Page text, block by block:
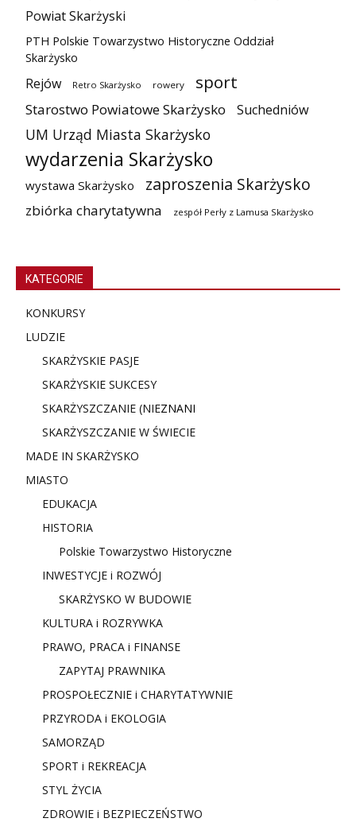
Powiat Skarżyski
PTH Polskie Towarzystwo Historyczne Oddział
Skarżysko
Rejów Retro Skarżysko rowery sport
Starostwo Powiatowe Skarżysko Suchedniów
UM Urząd Miasta Skarżysko
wydarzenia Skarżysko
wystawa Skarżysko zaproszenia Skarżysko
zbiórka charytatywna zespół Perły z Lamusa Skarżysko
KATEGORIE
KONKURSY
LUDZIE
SKARŻYSKIE PASJE
SKARŻYSKIE SUKCESY
SKARŻYSZCZANIE (NIEZNANI
SKARŻYSZCZANIE W ŚWIECIE
MADE IN SKARŻYSKO
MIASTO
EDUKACJA
HISTORIA
Polskie Towarzystwo Historyczne
INWESTYCJE i ROZWÓJ
SKARŻYSKO W BUDOWIE
KULTURA i ROZRYWKA
PRAWO, PRACA i FINANSE
ZAPYTAJ PRAWNIKA
PROSPOŁECZNIE i CHARYTATYWNIE
PRZYRODA i EKOLOGIA
SAMORZĄD
SPORT i REKREACJA
STYL ŻYCIA
ZDROWIE i BEZPIECZEŃSTWO